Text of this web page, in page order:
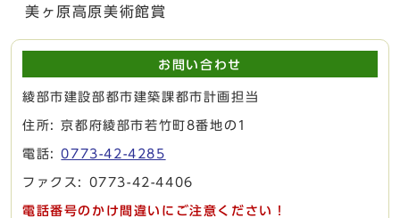
美ヶ原高原美術館賞
お問い合わせ
綾部市建設部都市建築課都市計画担当
住所: 京都府綾部市若竹町8番地の1
電話:0773-42-4285
ファクス: 0773-42-4406
電話番号のかけ間違いにご注意ください！